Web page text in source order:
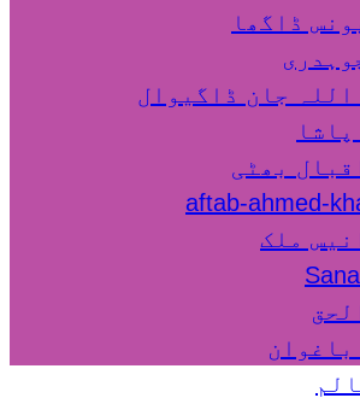
ڈاگھا
اللہ جان ڈاگیوال
بھٹی
aftab-ahmed-
ملک
باغوان